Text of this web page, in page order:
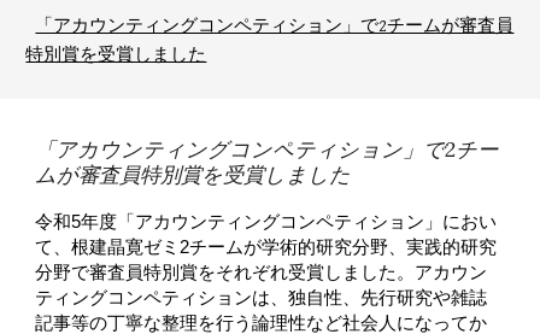
「アカウンティングコンペティション」で2チームが審査員
特別賞を受賞しました
「アカウンティングコンペティション」で2チー
ムが審査員特別賞を受賞しました
令和5年度「アカウンティングコンペティション」におい
て、根建晶寛ゼミ2チームが学術的研究分野、実践的研究
分野で審査員特別賞をそれぞれ受賞しました。アカウン
ティングコンペティションは、独自性、先行研究や雑誌
記事等の丁寧な整理を行う論理性など社会人になってか